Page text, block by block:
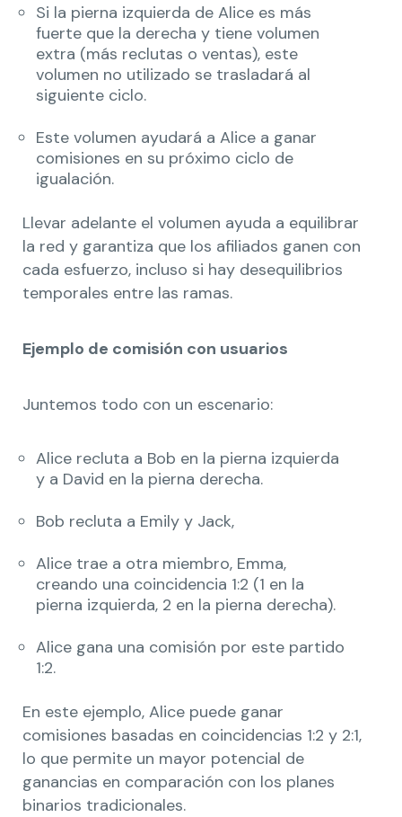
Si la pierna izquierda de Alice es más
fuerte que la derecha y tiene volumen
extra (más reclutas o ventas), este
volumen no utilizado se trasladará al
siguiente ciclo.
Este volumen ayudará a Alice a ganar
comisiones en su próximo ciclo de
igualación.
Llevar adelante el volumen ayuda a equilibrar
la red y garantiza que los afiliados ganen con
cada esfuerzo, incluso si hay desequilibrios
temporales entre las ramas.
Ejemplo de comisión con usuarios
Juntemos todo con un escenario:
Alice recluta a Bob en la pierna izquierda
y a David en la pierna derecha.
Bob recluta a Emily y Jack,
Alice trae a otra miembro, Emma, ​​
creando una coincidencia 1:2 (1 en la
pierna izquierda, 2 en la pierna derecha).
Alice gana una comisión por este partido
1:2.
En este ejemplo, Alice puede ganar
comisiones basadas en coincidencias 1:2 y 2:1,
lo que permite un mayor potencial de
ganancias en comparación con los planes
binarios tradicionales.